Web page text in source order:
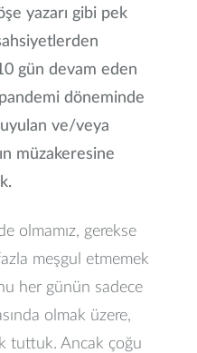
yazarı gibi pek
gün devam eden
döneminde
ve/veya
müzakeresine
olmamız, gerekse
meşgul etmemek
her günün sadece
olmak üzere,
tuttuk. Ancak çoğu